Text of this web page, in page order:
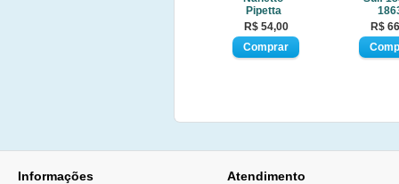
Pipetta
R$ 54,00
R$
Informações Atendimento